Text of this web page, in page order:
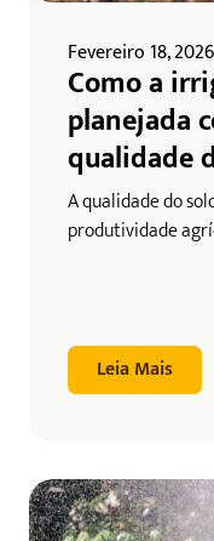
Fevereiro 18, 2026
Como a
planejada
qualidade
A qualidade do
produtividade
Leia Mais